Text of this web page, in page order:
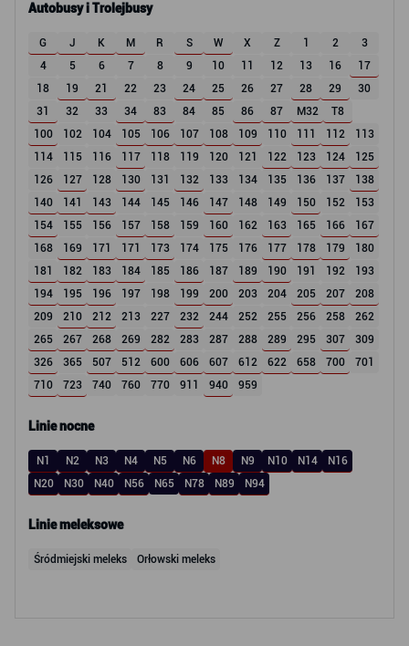
Autobusy i Trolejbusy
G J K M R S W X Z 1 2
3
4
5 6 7 8 9 10 11 12 13 16
17
18
19 21 22 23 24 25 26 27 28 29
30
31
32 33 34 83 84 85 86 87 M32
T8
100
102 104 105 106 107 108 109 110 111 112
113
114
115 116 117 118 119 120 121 122 123 124
125
126
127 128 130 131 132 133 134 135 136 137
138
140
141 143 144 145 146 147 148 149 150 152
153
154
155 156 157 158 159 160 162 163 165 166
167
168
169 171 171 173 174 175 176 177 178 179
180
181
182 183 184 185 186 187 189 190 191 192
193
194
195 196 197 198 199 200 203 204 205 207
208
209
210 212 213 227 232 244 252 255 256 258
262
265
267 268 269 282 283 287 288 289 295 307
309
326
365 507 512 600 606 607 612 622 658 700
701
710
723 740 760 770 911 940 959
Linie nocne
N1 N2 N3 N4 N5 N6 N8 N9 N10 N14
N16
N20
N30 N40 N56 N65 N78 N89 N94
Linie meleksowe
Śródmiejski meleks Orłowski meleks